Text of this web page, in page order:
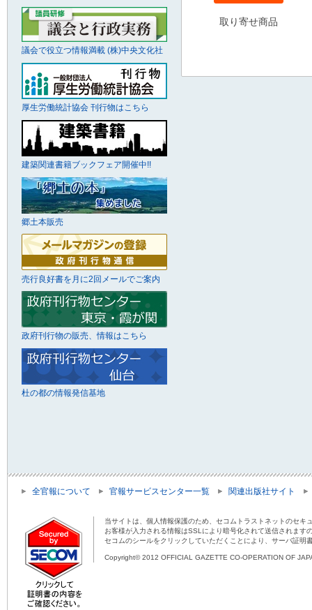
取り寄せ商品
議会で役立つ情報満載 (株)中央文化社
厚生労働統計協会 刊行物はこちら
建築関連書籍ブックフェア開催中!!
郷土本販売
売行良好書を月に2回メールでご案内
政府刊行物の販売、情報はこちら
杜の都の情報発信基地
全官報について 官報サービスセンター一覧 関連出版社サイト
当サイトは、個人情報保護のため、セコムトラストネットのセキ
お客様が入力される情報はSSLにより暗号化されて送信されま
セコムのシールをクリックしていただくことにより、サーバ証明
Copyright© 2012 OFFICIAL GAZETTE CO-OPERATION OF